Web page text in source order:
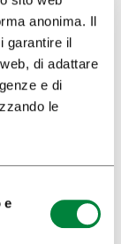
anonima. Il
garantire il
di adattare
e di
le
e